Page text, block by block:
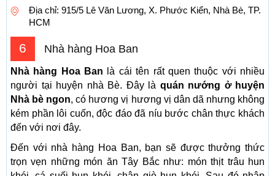
Địa chỉ: 915/5 Lê Văn Lương, X. Phước Kiển, Nhà Bè, TP.
HCM
6 Nhà hàng Hoa Ban
Nhà hàng Hoa Ban là cái tên rất quen thuộc với nhiều
người tại huyện nhà Bè. Đây là quán nướng ở huyện
Nhà bè ngon, có hương vị hương vị dân dã nhưng không
kém phần lôi cuốn, độc đáo đã níu bước chân thực khách
đến với nơi đây.
Đến với nhà hàng Hoa Ban, bạn sẽ được thưởng thức
trọn vẹn những món ăn Tây Bắc như: món thịt trâu hun